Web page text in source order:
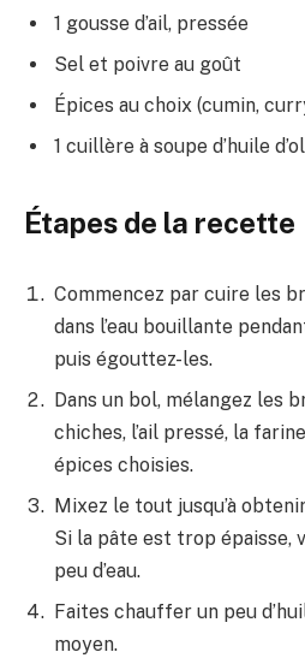
1 gousse d’ail, pressée
Sel et poivre au goût
Épices au choix (cumin,
1 cuillère à soupe d’huile
Étapes de la recette
Commencez par cuire les
dans l’eau bouillante
puis égouttez-les.
Dans un bol, mélangez les
chiches, l’ail pressé, la
épices choisies.
Mixez le tout jusqu’à
Si la pâte est trop épaisse,
peu d’eau.
Faites chauffer un peu
moyen.